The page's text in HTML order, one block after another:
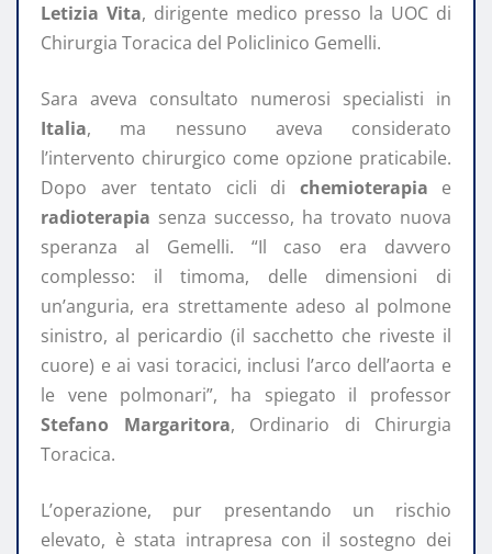
Letizia Vita, dirigente medico presso la UOC di
Chirurgia Toracica del Policlinico Gemelli.
Sara aveva consultato numerosi specialisti in
Italia, ma nessuno aveva considerato
l’intervento chirurgico come opzione praticabile.
Dopo aver tentato cicli di chemioterapia e
radioterapia senza successo, ha trovato nuova
speranza al Gemelli. “Il caso era davvero
complesso: il timoma, delle dimensioni di
un’anguria, era strettamente adeso al polmone
sinistro, al pericardio (il sacchetto che riveste il
cuore) e ai vasi toracici, inclusi l’arco dell’aorta e
le vene polmonari”, ha spiegato il professor
Stefano Margaritora, Ordinario di Chirurgia
Toracica.
L’operazione, pur presentando un rischio
elevato, è stata intrapresa con il sostegno dei